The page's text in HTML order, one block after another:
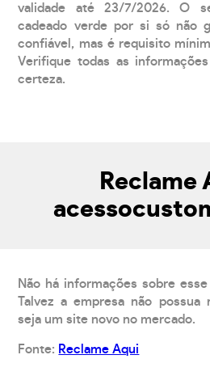
validade até 23/7/2026. O
cadeado verde por si só não
confiável, mas é requisito
Verifique todas as
certeza.
Reclame
Não há informações sobre
Talvez a empresa não possua
seja um site novo no mercado.
Fonte: Reclame Aqui